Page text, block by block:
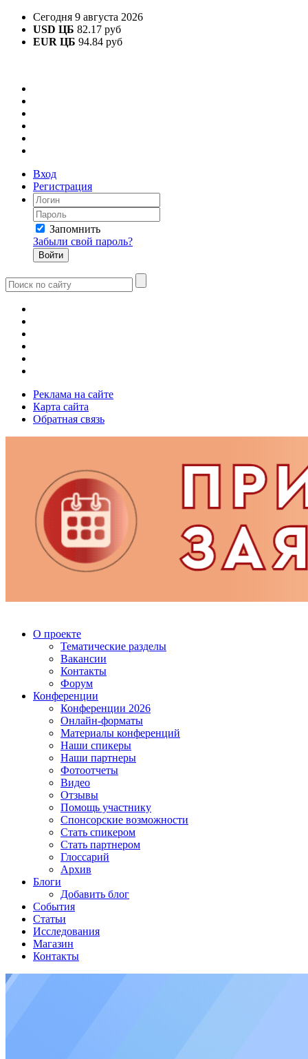
Сегодня 9 августа 2026
USD ЦБ 82.17 руб
EUR ЦБ 94.84 руб
Вход
Регистрация
Запомнить
Забыли свой пароль?
Реклама на сайте
Карта сайта
Обратная связь
О проекте
Тематические разделы
Вакансии
Контакты
Форум
Конференции
Конференции 2026
Онлайн-форматы
Материалы конференций
Наши спикеры
Наши партнеры
Фотоотчеты
Видео
Отзывы
Помощь участнику
Спонсорские возможности
Стать спикером
Стать партнером
Глоссарий
Архив
Блоги
Добавить блог
События
Статьи
Исследования
Магазин
Контакты